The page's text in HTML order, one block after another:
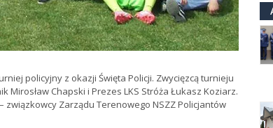
policyjny z okazji Święta Policji. Zwycięzcą turnieju
Mirosław Chapski i Prezes LKS Stróża Łukasz Koziarz.
Zarządu Terenowego NSZZ Policjantów